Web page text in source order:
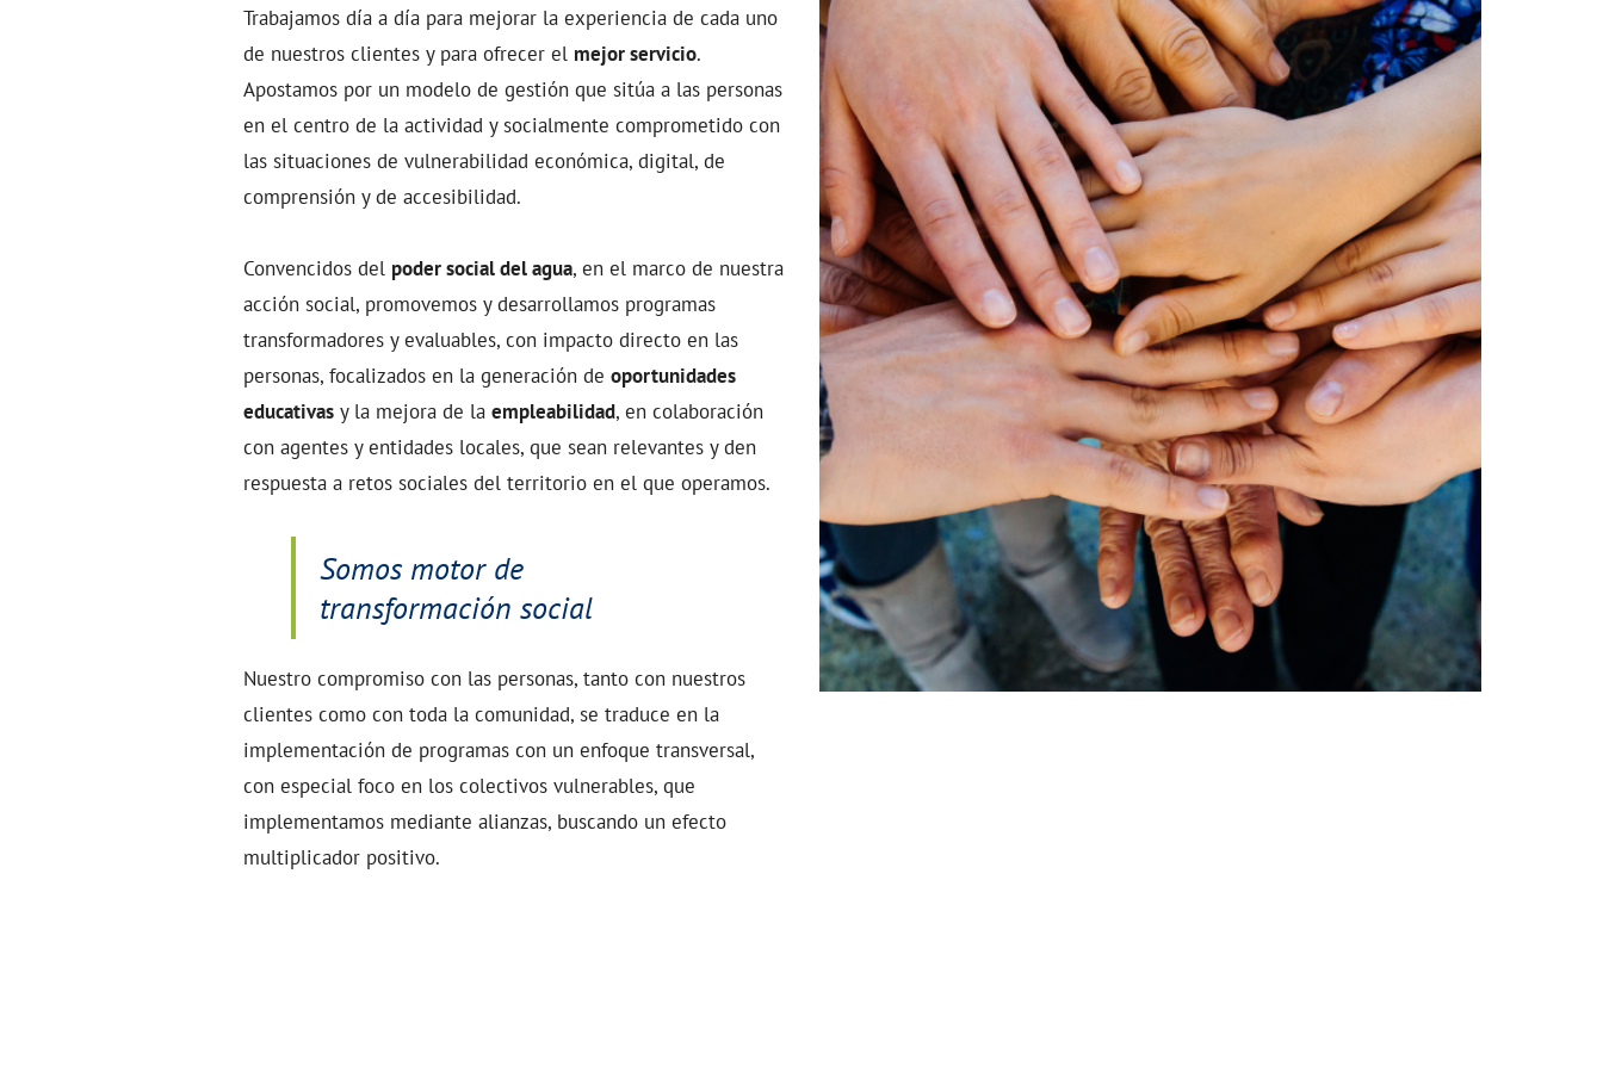
Trabajamos día a día para mejorar la experiencia de cada uno
de nuestros clientes y para ofrecer el mejor servicio.
Apostamos por un modelo de gestión que sitúa a las personas
en el centro de la actividad y socialmente comprometido con
las situaciones de vulnerabilidad económica, digital, de
comprensión y de accesibilidad.
Convencidos del poder social del agua, en el marco de nuestra
acción social, promovemos y desarrollamos programas
transformadores y evaluables, con impacto directo en las
personas, focalizados en la generación de oportunidades
educativas y la mejora de la empleabilidad, en colaboración
con agentes y entidades locales, que sean relevantes y den
respuesta a retos sociales del territorio en el que operamos.
Somos motor de
transformación social
Nuestro compromiso con las personas, tanto con nuestros
clientes como con toda la comunidad, se traduce en la
implementación de programas con un enfoque transversal,
con especial foco en los colectivos vulnerables, que
implementamos mediante alianzas, buscando un efecto
multiplicador positivo.